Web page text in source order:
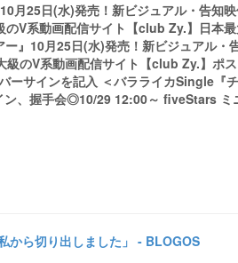
月25日(水)発売！新ビジュアル・告知
のV系動画配信サイト【club Zy.】日本
』10月25日(水)発売！新ビジュアル・
級のV系動画配信サイト【club Zy.】ポ
サインを記入 ＜バラライカSingle『
、握手会◎10/29 12:00～ fiveStars ミ
から切り出しました」 - BLOGOS